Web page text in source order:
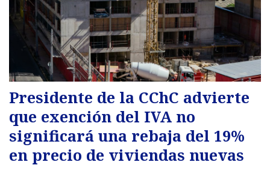
Presidente de la CChC advierte
que exención del IVA no
significará una rebaja del 19%
en precio de viviendas nuevas